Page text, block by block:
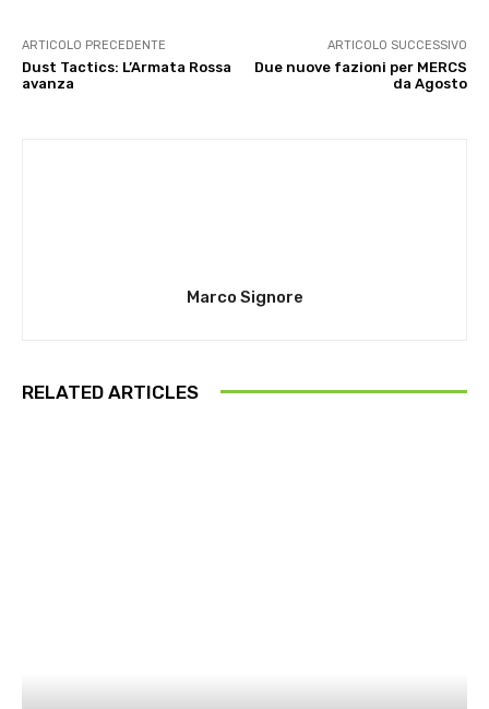
ARTICOLO PRECEDENTE
Dust Tactics: L’Armata Rossa
avanza
ARTICOLO SUCCESSIVO
Due nuove fazioni per MERCS
da Agosto
Marco Signore
RELATED ARTICLES